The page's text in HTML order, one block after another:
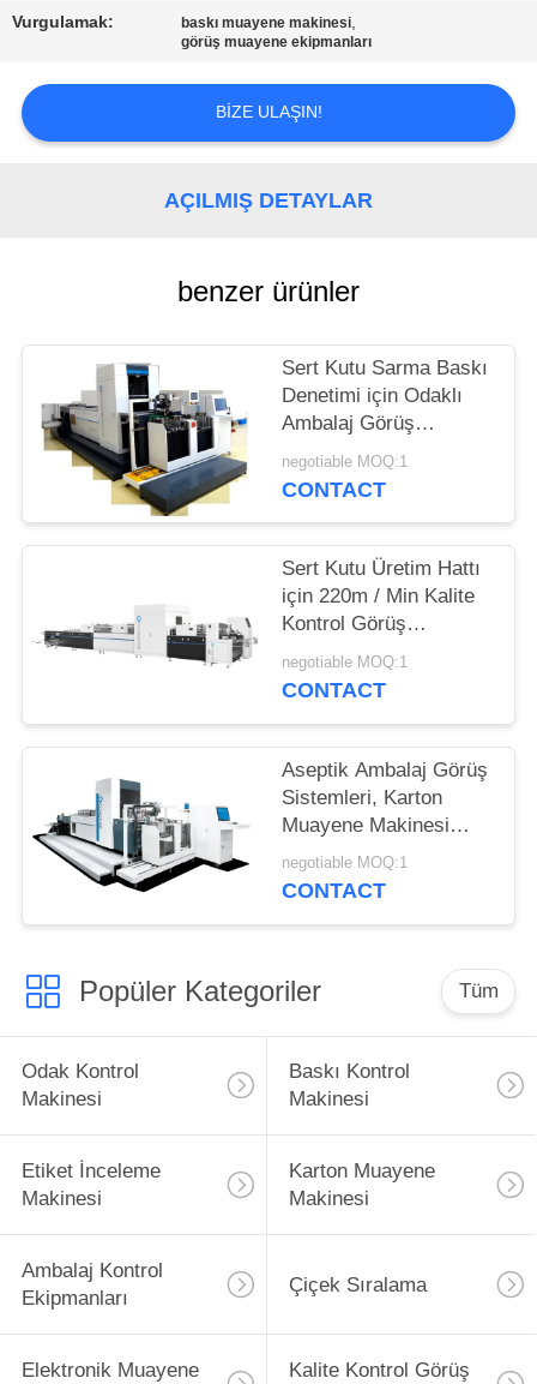
ILETIŞIME
GEÇIN
HABERLER
ISTEĞI
SITE
HARITASI
PRIVACY
Vurgulamak: baskı muayene makinesi,
görüş muayene ekipmanları
BIZE ULAŞIN!
AÇILMIŞ DETAYLAR
benzer ürünler
Sert Kutu Sarma Baskı
Denetimi için Odaklı
Ambalaj Görüş
Sistemleri
negotiable MOQ:1
CONTACT
Sert Kutu Üretim Hattı
için 220m / Min Kalite
Kontrol Görüş
Sistemleri
negotiable MOQ:1
CONTACT
Aseptik Ambalaj Görüş
Sistemleri, Karton
Muayene Makinesi
6950mm × 3650mm ×
2200mm
negotiable MOQ:1
CONTACT
Popüler Kategoriler Tüm
Odak Kontrol
Makinesi
Baskı Kontrol
Makinesi
Etiket İnceleme
Makinesi
Karton Muayene
Makinesi
Ambalaj Kontrol
Ekipmanları
Çiçek Sıralama
Elektronik Muayene Kalite Kontrol Görüş